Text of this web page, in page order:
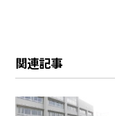
関連記事